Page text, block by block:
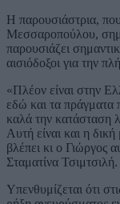
Η παρουσιάστρια,
Μεσσαροπούλου,
παρουσιάζει
αισιόδοξοι για την
«Πλέον είναι στην
εδώ και τα πράγματα
καλά την κατάσταση
Αυτή είναι και η
βλέπει κι ο Γιώργος
Σταματίνα Τσιμτσιλή.
Υπενθυμίζεται ότι